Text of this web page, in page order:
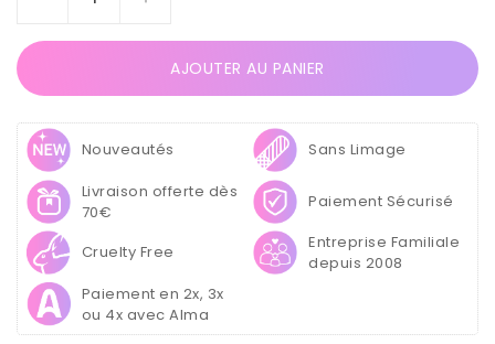
Réduire
Gel
de
Construction
Sans
Limage
NOVA
GEL
THIXO
50g
–
Cover
Augmenter
Gel
de
Construction
Limage
THIXO
50g
–
Cover
AJOUTER AU PANIER
Nouveautés
Sans Limage
Livraison offerte dès
70€
Paiement Sécurisé
Cruelty Free
Entreprise Familiale
depuis 2008
Paiement en 2x, 3x
ou 4x avec Alma